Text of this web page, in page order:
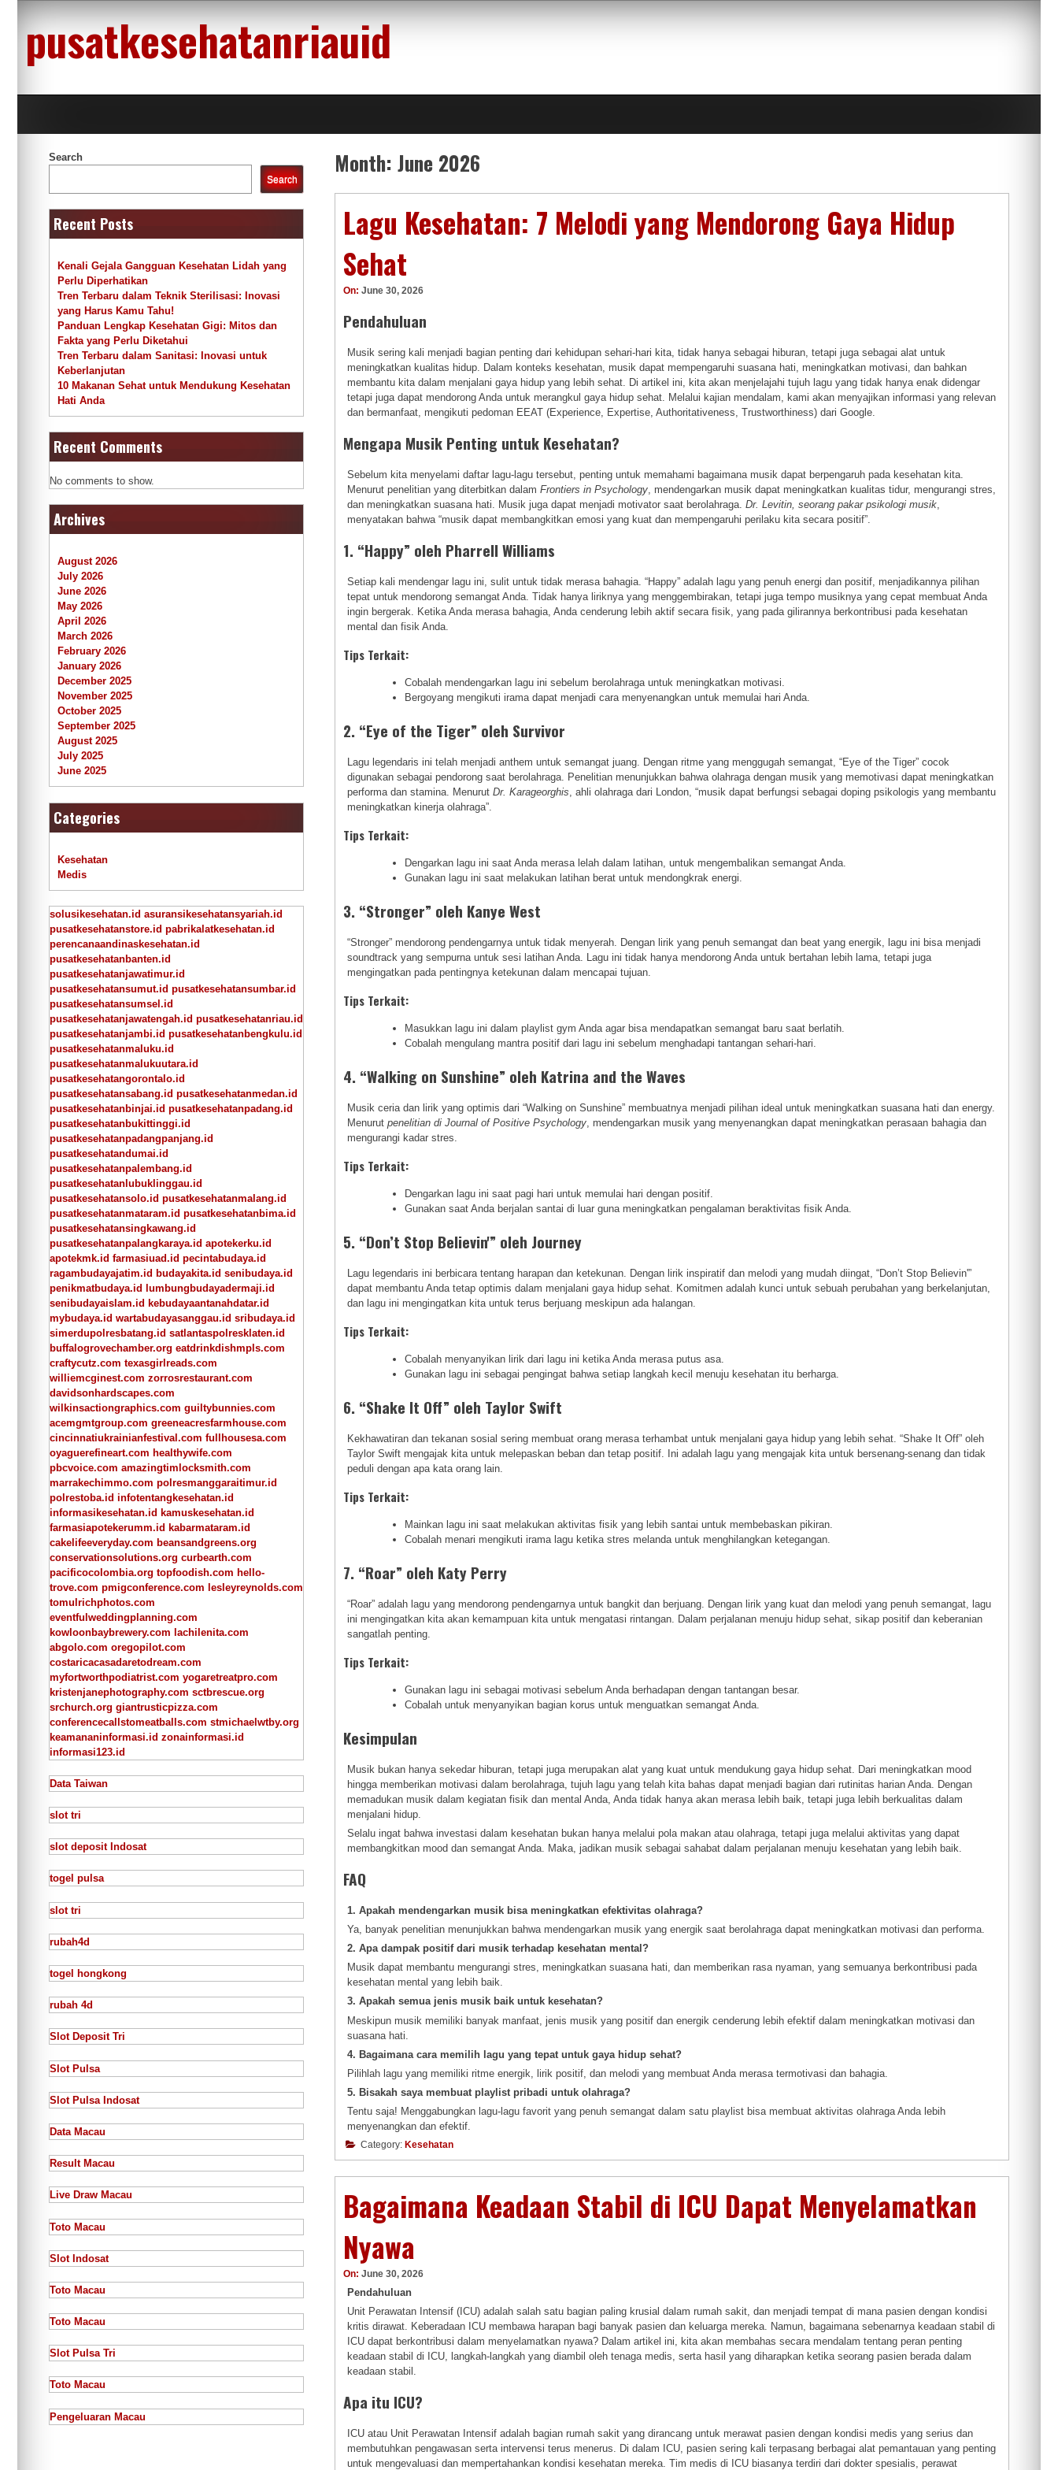
content
pusatkesehatanriauid
Month: June 2026
Lagu Kesehatan: 7 Melodi yang Mendorong Gaya Hidup
Sehat
On: June 30, 2026
Pendahuluan
Musik sering kali menjadi bagian penting dari kehidupan sehari-hari kita, tidak hanya sebagai hiburan, tetapi juga sebagai alat untuk
meningkatkan kualitas hidup. Dalam konteks kesehatan, musik dapat mempengaruhi suasana hati, meningkatkan motivasi, dan bahkan
membantu kita dalam menjalani gaya hidup yang lebih sehat. Di artikel ini, kita akan menjelajahi tujuh lagu yang tidak hanya enak didengar
tetapi juga dapat mendorong Anda untuk merangkul gaya hidup sehat. Melalui kajian mendalam, kami akan menyajikan informasi yang relevan
dan bermanfaat, mengikuti pedoman EEAT (Experience, Expertise, Authoritativeness, Trustworthiness) dari Google.
Mengapa Musik Penting untuk Kesehatan?
Sebelum kita menyelami daftar lagu-lagu tersebut, penting untuk memahami bagaimana musik dapat berpengaruh pada kesehatan kita.
Menurut penelitian yang diterbitkan dalamFrontiers in Psychology , mendengarkan musik dapat meningkatkan kualitas tidur, mengurangi stres,
dan meningkatkan suasana hati. Musik juga dapat menjadi motivator saat berolahraga.Dr. Levitin, seorang pakar psikologi musik
menyatakan bahwa “musik dapat membangkitkan emosi yang kuat dan mempengaruhi perilaku kita secara positif”.
1. “Happy” oleh Pharrell Williams
Setiap kali mendengar lagu ini, sulit untuk tidak merasa bahagia. “Happy” adalah lagu yang penuh energi dan positif, menjadikannya pilihan
tepat untuk mendorong semangat Anda. Tidak hanya liriknya yang menggembirakan, tetapi juga tempo musiknya yang cepat membuat Anda
ingin bergerak. Ketika Anda merasa bahagia, Anda cenderung lebih aktif secara fisik, yang pada gilirannya berkontribusi pada kesehatan
mental dan fisik Anda.
Tips Terkait:
Cobalah mendengarkan lagu ini sebelum berolahraga untuk meningkatkan motivasi.
Bergoyang mengikuti irama dapat menjadi cara menyenangkan untuk memulai hari Anda.
2. “Eye of the Tiger” oleh Survivor
Lagu legendaris ini telah menjadi anthem untuk semangat juang. Dengan ritme yang menggugah semangat, “Eye of the Tiger” cocok
digunakan sebagai pendorong saat berolahraga. Penelitian menunjukkan bahwa olahraga dengan musik yang memotivasi dapat meningkatkan
performa dan stamina. MenurutDr. Karageorghis , ahli olahraga dari London, “musik dapat berfungsi sebagai doping psikologis yang membantu
meningkatkan kinerja olahraga”.
Tips Terkait:
Dengarkan lagu ini saat Anda merasa lelah dalam latihan, untuk mengembalikan semangat Anda.
Gunakan lagu ini saat melakukan latihan berat untuk mendongkrak energi.
3. “Stronger” oleh Kanye West
“Stronger” mendorong pendengarnya untuk tidak menyerah. Dengan lirik yang penuh semangat dan beat yang energik, lagu ini bisa menjadi
soundtrack yang sempurna untuk sesi latihan Anda. Lagu ini tidak hanya mendorong Anda untuk bertahan lebih lama, tetapi juga
mengingatkan pada pentingnya ketekunan dalam mencapai tujuan.
Tips Terkait:
Masukkan lagu ini dalam playlist gym Anda agar bisa mendapatkan semangat baru saat berlatih.
Cobalah mengulang mantra positif dari lagu ini sebelum menghadapi tantangan sehari-hari.
4. “Walking on Sunshine” oleh Katrina and the Waves
Musik ceria dan lirik yang optimis dari “Walking on Sunshine” membuatnya menjadi pilihan ideal untuk meningkatkan suasana hati dan energy.
Menurutpenelitian di Journal of Positive Psychology , mendengarkan musik yang menyenangkan dapat meningkatkan perasaan bahagia dan
mengurangi kadar stres.
Tips Terkait:
Dengarkan lagu ini saat pagi hari untuk memulai hari dengan positif.
Gunakan saat Anda berjalan santai di luar guna meningkatkan pengalaman beraktivitas fisik Anda.
5. “Don’t Stop Believin'” oleh Journey
Lagu legendaris ini berbicara tentang harapan dan ketekunan. Dengan lirik inspiratif dan melodi yang mudah diingat, “Don’t Stop Believin'”
dapat membantu Anda tetap optimis dalam menjalani gaya hidup sehat. Komitmen adalah kunci untuk sebuah perubahan yang berkelanjutan,
dan lagu ini mengingatkan kita untuk terus berjuang meskipun ada halangan.
Tips Terkait:
Cobalah menyanyikan lirik dari lagu ini ketika Anda merasa putus asa.
Gunakan lagu ini sebagai pengingat bahwa setiap langkah kecil menuju kesehatan itu berharga.
6. “Shake It Off” oleh Taylor Swift
Kekhawatiran dan tekanan sosial sering membuat orang merasa terhambat untuk menjalani gaya hidup yang lebih sehat. “Shake It Off” oleh
Taylor Swift mengajak kita untuk melepaskan beban dan tetap positif. Ini adalah lagu yang mengajak kita untuk bersenang-senang dan tidak
peduli dengan apa kata orang lain.
Tips Terkait:
Mainkan lagu ini saat melakukan aktivitas fisik yang lebih santai untuk membebaskan pikiran.
Cobalah menari mengikuti irama lagu ketika stres melanda untuk menghilangkan ketegangan.
7. “Roar” oleh Katy Perry
“Roar” adalah lagu yang mendorong pendengarnya untuk bangkit dan berjuang. Dengan lirik yang kuat dan melodi yang penuh semangat, lagu
ini mengingatkan kita akan kemampuan kita untuk mengatasi rintangan. Dalam perjalanan menuju hidup sehat, sikap positif dan keberanian
sangatlah penting.
Tips Terkait:
Gunakan lagu ini sebagai motivasi sebelum Anda berhadapan dengan tantangan besar.
Cobalah untuk menyanyikan bagian korus untuk menguatkan semangat Anda.
Kesimpulan
Musik bukan hanya sekedar hiburan, tetapi juga merupakan alat yang kuat untuk mendukung gaya hidup sehat. Dari meningkatkan mood
hingga memberikan motivasi dalam berolahraga, tujuh lagu yang telah kita bahas dapat menjadi bagian dari rutinitas harian Anda. Dengan
memadukan musik dalam kegiatan fisik dan mental Anda, Anda tidak hanya akan merasa lebih baik, tetapi juga lebih berkualitas dalam
menjalani hidup.
Selalu ingat bahwa investasi dalam kesehatan bukan hanya melalui pola makan atau olahraga, tetapi juga melalui aktivitas yang dapat
membangkitkan mood dan semangat Anda. Maka, jadikan musik sebagai sahabat dalam perjalanan menuju kesehatan yang lebih baik.
FAQ
1. Apakah mendengarkan musik bisa meningkatkan efektivitas olahraga?
Ya, banyak penelitian menunjukkan bahwa mendengarkan musik yang energik saat berolahraga dapat meningkatkan motivasi dan performa.
2. Apa dampak positif dari musik terhadap kesehatan mental?
Musik dapat membantu mengurangi stres, meningkatkan suasana hati, dan memberikan rasa nyaman, yang semuanya berkontribusi pada
kesehatan mental yang lebih baik.
3. Apakah semua jenis musik baik untuk kesehatan?
Meskipun musik memiliki banyak manfaat, jenis musik yang positif dan energik cenderung lebih efektif dalam meningkatkan motivasi dan
suasana hati.
4. Bagaimana cara memilih lagu yang tepat untuk gaya hidup sehat?
Pilihlah lagu yang memiliki ritme energik, lirik positif, dan melodi yang membuat Anda merasa termotivasi dan bahagia.
5. Bisakah saya membuat playlist pribadi untuk olahraga?
Tentu saja! Menggabungkan lagu-lagu favorit yang penuh semangat dalam satu playlist bisa membuat aktivitas olahraga Anda lebih
menyenangkan dan efektif.
Category: Kesehatan
Bagaimana Keadaan Stabil di ICU Dapat Menyelamatkan
Nyawa
On: June 30, 2026
Pendahuluan
Unit Perawatan Intensif (ICU) adalah salah satu bagian paling krusial dalam rumah sakit, dan menjadi tempat di mana pasien dengan kondisi
kritis dirawat. Keberadaan ICU membawa harapan bagi banyak pasien dan keluarga mereka. Namun, bagaimana sebenarnya keadaan stabil di
ICU dapat berkontribusi dalam menyelamatkan nyawa? Dalam artikel ini, kita akan membahas secara mendalam tentang peran penting
keadaan stabil di ICU, langkah-langkah yang diambil oleh tenaga medis, serta hasil yang diharapkan ketika seorang pasien berada dalam
keadaan stabil.
Apa itu ICU?
ICU atau Unit Perawatan Intensif adalah bagian rumah sakit yang dirancang untuk merawat pasien dengan kondisi medis yang serius dan
membutuhkan pengawasan serta intervensi terus menerus. Di dalam ICU, pasien sering kali terpasang berbagai alat pemantauan yang penting
untuk mengevaluasi dan mempertahankan kondisi kesehatan mereka. Tim medis di ICU biasanya terdiri dari dokter spesialis, perawat
Search
Search
Recent Posts
Kenali Gejala Gangguan Kesehatan Lidah yang
Perlu Diperhatikan
Tren Terbaru dalam Teknik Sterilisasi: Inovasi
yang Harus Kamu Tahu!
Panduan Lengkap Kesehatan Gigi: Mitos dan
Fakta yang Perlu Diketahui
Tren Terbaru dalam Sanitasi: Inovasi untuk
Keberlanjutan
10 Makanan Sehat untuk Mendukung Kesehatan
Hati Anda
Recent Comments
No comments to show.
Archives
August 2026
July 2026
June 2026
May 2026
April 2026
March 2026
February 2026
January 2026
December 2025
November 2025
October 2025
September 2025
August 2025
July 2025
June 2025
Categories
Kesehatan
Medis
solusikesehatan.id asuransikesehatansyariah.id
pusatkesehatanstore.id pabrikalatkesehatan.id
perencanaandinaskesehatan.id
pusatkesehatanbanten.id
pusatkesehatanjawatimur.id
pusatkesehatansumut.id pusatkesehatansumbar.id
pusatkesehatansumsel.id
pusatkesehatanjawatengah.id pusatkesehatanriau.id
pusatkesehatanjambi.id pusatkesehatanbengkulu.id
pusatkesehatanmaluku.id
pusatkesehatanmalukuutara.id
pusatkesehatangorontalo.id
pusatkesehatansabang.id pusatkesehatanmedan.id
pusatkesehatanbinjai.id pusatkesehatanpadang.id
pusatkesehatanbukittinggi.id
pusatkesehatanpadangpanjang.id
pusatkesehatandumai.id
pusatkesehatanpalembang.id
pusatkesehatanlubuklinggau.id
pusatkesehatansolo.id pusatkesehatanmalang.id
pusatkesehatanmataram.id pusatkesehatanbima.id
pusatkesehatansingkawang.id
pusatkesehatanpalangkaraya.id apotekerku.id
apotekmk.id farmasiuad.id pecintabudaya.id
ragambudayajatim.id budayakita.id senibudaya.id
penikmatbudaya.id lumbungbudayadermaji.id
senibudayaislam.id kebudayaantanahdatar.id
mybudaya.id wartabudayasanggau.id sribudaya.id
simerdupolresbatang.id satlantaspolresklaten.id
buffalogrovechamber.org eatdrinkdishmpls.com
craftycutz.com texasgirlreads.com
williemcginest.com zorrosrestaurant.com
davidsonhardscapes.com
wilkinsactiongraphics.com guiltybunnies.com
acemgmtgroup.com greeneacresfarmhouse.com
cincinnatiukrainianfestival.com fullhousesa.com
oyaguerefineart.com healthywife.com
pbcvoice.com amazingtimlocksmith.com
marrakechimmo.com polresmanggaraitimur.id
polrestoba.id infotentangkesehatan.id
informasikesehatan.id kamuskesehatan.id
farmasiapotekerumm.id kabarmataram.id
cakelifeeveryday.com beansandgreens.org
conservationsolutions.org curbearth.com
pacificocolombia.org topfoodish.com hello-
trove.com pmigconference.com lesleyreynolds.com
tomulrichphotos.com
eventfulweddingplanning.com
kowloonbaybrewery.com lachilenita.com
abgolo.com oregopilot.com
costaricacasadaretodream.com
myfortworthpodiatrist.com yogaretreatpro.com
kristenjanephotography.com sctbrescue.org
srchurch.org giantrusticpizza.com
conferencecallstomeatballs.com stmichaelwtby.org
keamananinformasi.id zonainformasi.id
informasi123.id
Data Taiwan
slot tri
slot deposit Indosat
togel pulsa
slot tri
rubah4d
togel hongkong
rubah 4d
Slot Deposit Tri
Slot Pulsa
Slot Pulsa Indosat
Data Macau
Result Macau
Live Draw Macau
Toto Macau
Slot Indosat
Toto Macau
Toto Macau
Slot Pulsa Tri
Toto Macau
Pengeluaran Macau